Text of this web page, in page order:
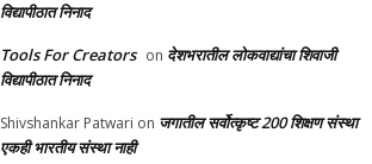
विद्यापीठात निनाद
Tools For Creators on देशभरातील लोकवाद्यांचा शिवाजी
विद्यापीठात निनाद
Shivshankar Patwari on जगातील सर्वोत्कृष्ट 200 शिक्षण संस्था
एकही भारतीय संस्था नाही